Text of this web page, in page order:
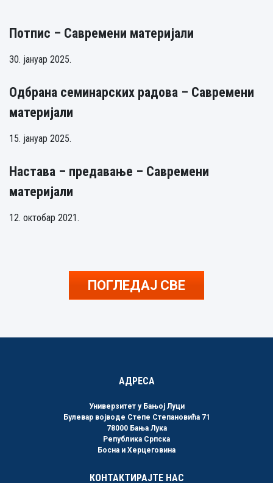
Потпис – Савремени материјали
30. јануар 2025.
Одбрана семинарских радова – Савремени
материјали
15. јануар 2025.
Настава – предавање – Савремени
материјали
12. октобар 2021.
ПОГЛЕДАЈ СВЕ
АДРЕСА
Универзитет у Бањој Луци
Булевар војводе Степе Степановића 71
78000 Бања Лука
Република Српска
Босна и Херцеговина
КОНТАКТИРАЈТЕ НАС